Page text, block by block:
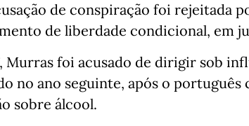
de conspiração foi rejeitada
de liberdade condicional, em
Murras foi acusado de dirigir sob
no ano seguinte, após o
sobre álcool.